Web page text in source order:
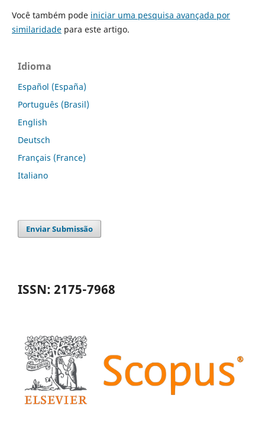
Você também pode iniciar uma pesquisa avançada por
similaridadepara este artigo.
Idioma
Español (España)
Português (Brasil)
English
Deutsch
Français (France)
Italiano
Enviar Submissão
ISSN: 2175-7968